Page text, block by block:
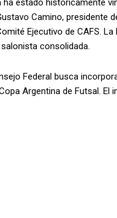
ha estado históricamente
Camino, presidente
Ejecutivo de CAFS.
consolidada.
Federal busca
Argentina de Futsal.